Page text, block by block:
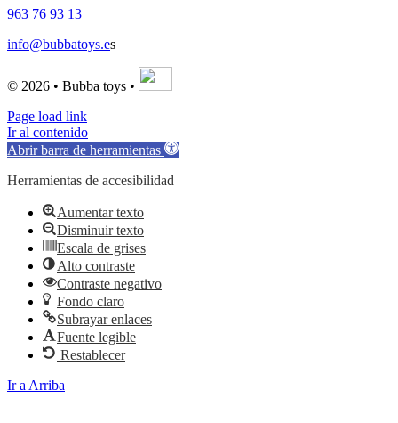
963 76 93 13
info@bubbatoys.es
© 2026 • Bubba toys •
Page load link
Ir al contenido
Abrir barra de herramientas
Herramientas de accesibilidad
Aumentar texto
Disminuir texto
Escala de grises
Alto contraste
Contraste negativo
Fondo claro
Subrayar enlaces
Fuente legible
Restablecer
Ir a Arriba